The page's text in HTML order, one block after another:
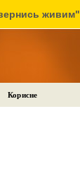
живим"
Корисне